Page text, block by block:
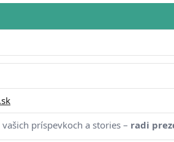
príspevkoch a stories – radi